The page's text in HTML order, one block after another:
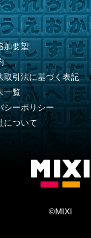
加要望
引法に基づく表記
一覧
ーポリシー
ついて
©MIXI